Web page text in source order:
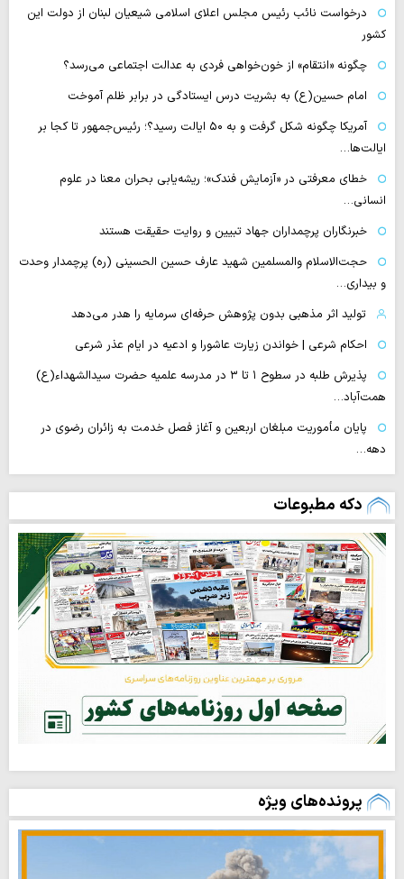
درخواست نائب رئیس مجلس اعلای اسلامی شیعیان لبنان از دولت این
کشور
چگونه «انتقام» از خون‌خواهی فردی به عدالت اجتماعی می‌رسد؟
امام حسین(ع) به بشریت درس ایستادگی در برابر ظلم آموخت
آمریکا چگونه شکل گرفت و به ۵۰ ایالت رسید؟؛ رئیس‌جمهور تا کجا بر
ایالت‌ها…
خطای معرفتی در «آزمایش فندک»؛ ریشه‌یابی بحران معنا در علوم
انسانی…
خبرنگاران پرچمداران جهاد تبیین و روایت حقیقت هستند
حجت‌الاسلام والمسلمین شهید عارف حسین الحسینی (ره) پرچمدار وحدت
و بیداری…
تولید اثر مذهبی بدون پژوهش حرفه‌ای سرمایه را هدر می‌دهد
احکام شرعی | خواندن زیارت عاشورا و ادعیه در ایام عذر شرعی
پذیرش طلبه در سطوح ۱ تا ۳ در مدرسه علمیه حضرت سیدالشهداء(ع)
همت‌آباد…
پایان مأموریت مبلغان اربعین و آغاز فصل خدمت به زائران رضوی در
دهه…
دکه مطبوعات
پرونده‌های ویژه